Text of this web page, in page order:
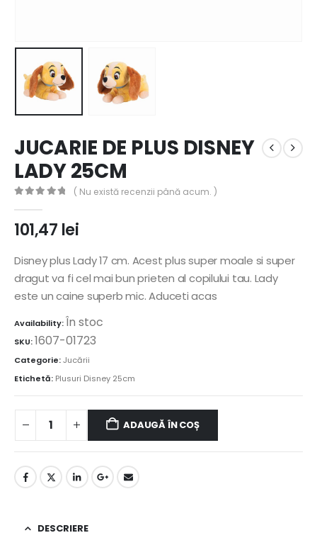
JUCARIE DE PLUS DISNEY
LADY 25CM
( Nu există recenzii până acum. )
101,47 lei
Disney plus Lady 17 cm. Acest plus super moale si super
dragut va fi cel mai bun prieten al copilului tau. Lady
este un caine superb mic. Aduceti acas
Availability:În stoc
SKU:1607-01723
Categorie:Jucării
Etichetă: Plusuri Disney 25cm
ADAUGĂ ÎN COȘ
DESCRIERE